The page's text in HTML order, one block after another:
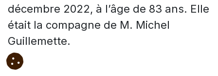
décembre 2022, à l’âge de 83 ans. Elle
était la compagne de M. Michel
Guillemette.